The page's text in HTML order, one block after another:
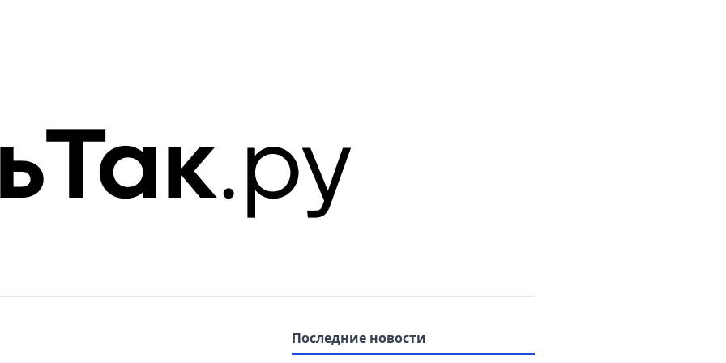
Последние новости